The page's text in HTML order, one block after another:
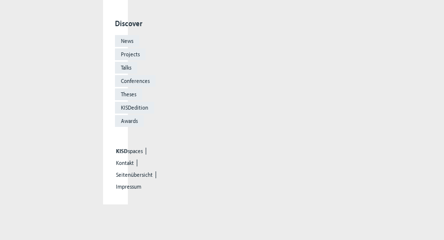
Discover
News
Projects
Talks
Conferences
Theses
KISDedition
Awards
KISDspaces
Kontakt
Seitenübersicht
Impressum